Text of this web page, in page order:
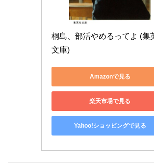
桐島、部活やめるってよ (集
文庫)
Amazonで見る
楽天市場で見る
Yahoo!ショッピングで見る